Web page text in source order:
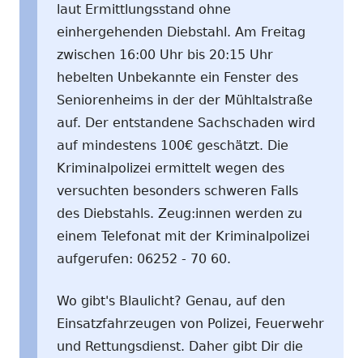
laut Ermittlungsstand ohne
einhergehenden Diebstahl. Am Freitag
zwischen 16:00 Uhr bis 20:15 Uhr
hebelten Unbekannte ein Fenster des
Seniorenheims in der der Mühltalstraße
auf. Der entstandene Sachschaden wird
auf mindestens 100€ geschätzt. Die
Kriminalpolizei ermittelt wegen des
versuchten besonders schweren Falls
des Diebstahls. Zeug:innen werden zu
einem Telefonat mit der Kriminalpolizei
aufgerufen: 06252 - 70 60.
Wo gibt's Blaulicht? Genau, auf den
Einsatzfahrzeugen von Polizei, Feuerwehr
und Rettungsdienst. Daher gibt Dir die